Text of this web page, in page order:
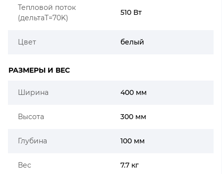
Тепловой поток
(дельтаT=70K)
510 Вт
Цвет белый
РАЗМЕРЫ И ВЕС
Ширина 400 мм
Высота 300 мм
Глубина 100 мм
Вес 7.7 кг